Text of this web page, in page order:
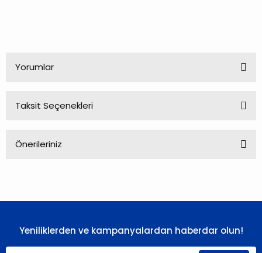
Yorumlar
Taksit Seçenekleri
Önerileriniz
Ürün resmi kalitesiz, bozuk veya görüntülenemiyor.
Yeniliklerden ve kampanyalardan haberdar olun!